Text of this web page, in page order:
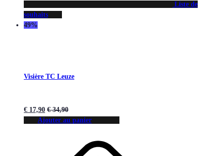
Liste de
souhaits
49%
Visière TC Leuze
€ 17,90 €34,90
Ajouter au panier